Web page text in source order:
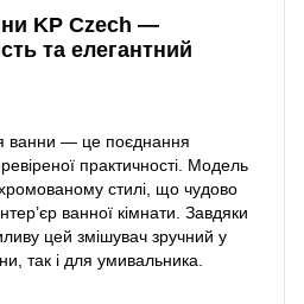
KP Czech —
та елегантний
ванни — це поєднання
практичності. Модель
стилі, що чудово
ванної кімнати. Завдяки
цей змішувач зручний у
так і для умивальника.